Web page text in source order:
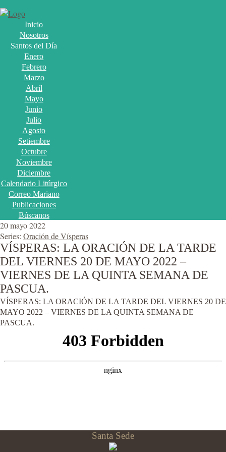
Inicio
Nosotros
Santos del Día
Enero
Febrero
Marzo
Abril
Mayo
Junio
Julio
Agosto
Setiembre
Octubre
Noviembre
Diciembre
Calendario Litúrgico
Correo Mariano
Publicaciones
Búscanos
20 mayo 2022
Series: Oración de Vísperas
VÍSPERAS: LA ORACIÓN DE LA TARDE
DEL VIERNES 20 DE MAYO 2022 –
VIERNES DE LA QUINTA SEMANA DE
PASCUA.
VÍSPERAS: LA ORACIÓN DE LA TARDE DEL VIERNES 20 DE
MAYO 2022 – VIERNES DE LA QUINTA SEMANA DE
PASCUA.
Santa Sede